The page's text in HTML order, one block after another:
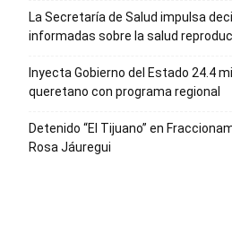
La Secretaría de Salud impulsa
informadas sobre la salud
Inyecta Gobierno del Estado 24.4
queretano con programa regional
Detenido “El Tijuano” en
Rosa Jáuregui